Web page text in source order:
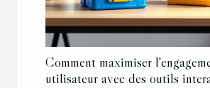
Comment maximiser
utilisateur avec des outils